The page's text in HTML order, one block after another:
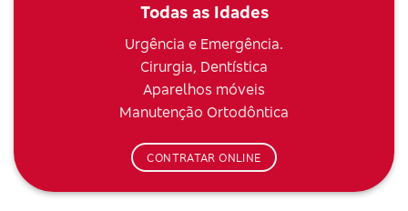
Todas as Idades
Urgência e Emergência.
Cirurgia, Dentística
Aparelhos móveis
Manutenção Ortodôntica
CONTRATAR ONLINE